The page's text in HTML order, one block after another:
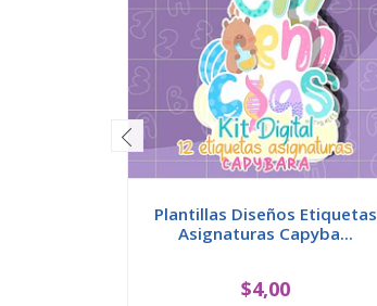
Plantillas Diseños Etiquetas
Asignaturas Capyba...
$4,00